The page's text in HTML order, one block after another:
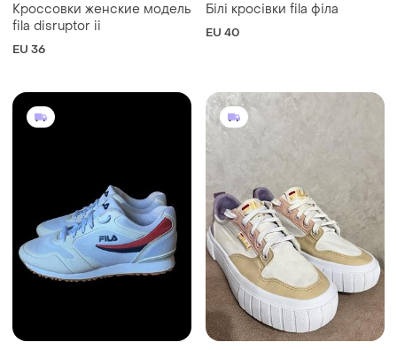
Кроссовки женские модель
fila disruptor ii
EU 36
Білі кросівки fila філа
EU 40